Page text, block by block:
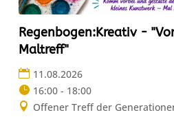
Regenbogen:Kreativ -
Maltreff"
11.08.2026
16:00 - 18:00
Offener Treff der